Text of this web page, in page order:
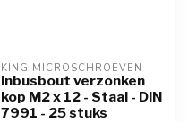
KING MICROSCHROEVEN
Inbusbout verzonken
kop M2 x 12 - Staal - DIN
7991 - 25 stuks